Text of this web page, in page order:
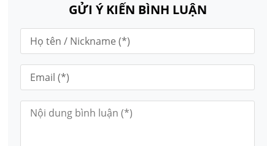
GỬI Ý KIẾN BÌNH LUẬN